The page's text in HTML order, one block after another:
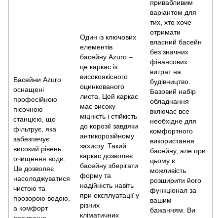
Басейни Azuro
оснащені
професійною
пісочною
станцією, що
фільтрує, яка
забезпечує
високий рівень
очищення води.
Це дозволяє
насолоджуватися
чистою та
прозорою водою,
а комфорт
Один із ключових
елементів
басейну Azuro –
це каркас із
високоякісного
оцинкованого
листа. Цей каркас
має високу
міцність і стійкість
до корозії завдяки
антикорозійному
захисту. Такий
каркас дозволяє
басейну зберігати
форму та
надійність навіть
при експлуатації у
різних
кліматичних
привабливим
варіантом для
тих, хто хоче
отримати
власний басейн
без значних
фінансових
витрат на
будівництво.
Базовий набір
обладнання
включає все
необхідне для
комфортного
використання
басейну, але при
цьому є
можливість
розширити його
функціонал за
вашим
бажанням. Ви